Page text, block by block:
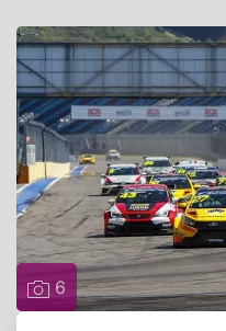
6